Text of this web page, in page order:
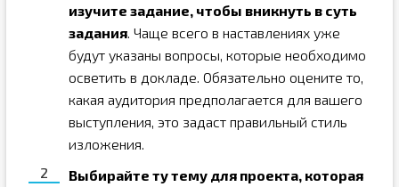
изучите задание, чтобы вникнуть в суть
задания. Чаще всего в наставлениях уже
будут указаны вопросы, которые необходимо
осветить в докладе. Обязательно оцените то,
какая аудитория предполагается для вашего
выступления, это задаст правильный стиль
изложения.
Выбирайте ту тему для проекта, которая